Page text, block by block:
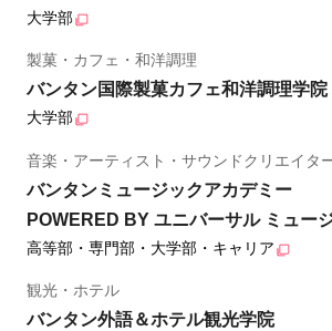
大学部
製菓・カフェ・和洋調理
バンタン国際製菓カフェ和洋調理学院
大学部
音楽・アーティスト・サウンドクリエイタ
バンタンミュージックアカデミー
POWERED BY ユニバーサル ミュー
高等部・専門部・大学部・キャリア
観光・ホテル
バンタン外語＆ホテル観光学院